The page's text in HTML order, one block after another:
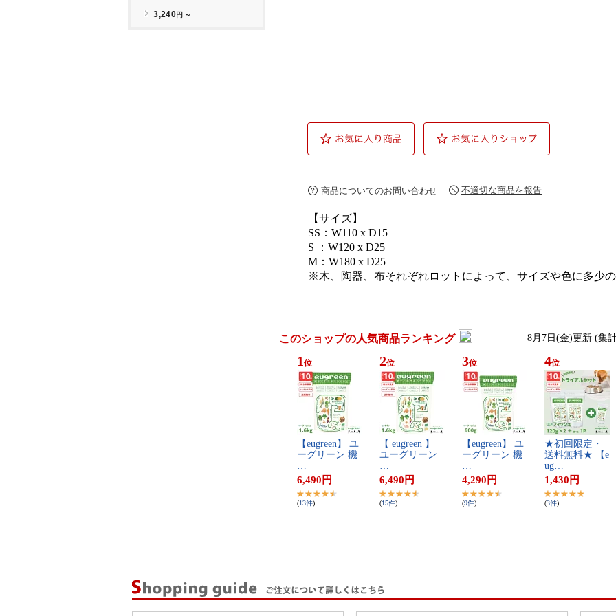
商品についてのお問い合わせ 不適切な商品を報告
【サイズ】
SS：W110 x D15
S ：W120 x D25
M：W180 x D25
※木、陶器、布それぞれロットによって、サイズや色に多少の
このショップの人気商品ランキング 8月7日(金)更新 (集
1 位
【​e​u​g​r​e​e​n​】​ ​ユ​
ー​グ​リ​ー​ン​ ​機​
…
6,490 円
(13件)
2位
【​ ​e​u​g​r​e​e​n​ ​】​ ​
ユ​ー​グ​リ​ー​ン​ ​
…
6,490 円
(15件)
3位
【​e​u​g​r​e​e​n​】​ ​ユ​
ー​グ​リ​ー​ン​ ​機​
…
4,290 円
(9件)
4位
★​初​回​限​定​・​
送​料​無​料​★​ ​【​e​
u​g​…
1,430 円
(3件)